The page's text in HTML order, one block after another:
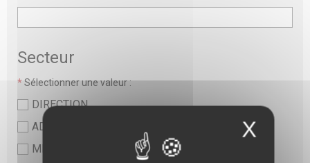
Secteur
*Sélectionner une valeur :
DIRECTION
ADMINISTRATIF
MEDICAL
X